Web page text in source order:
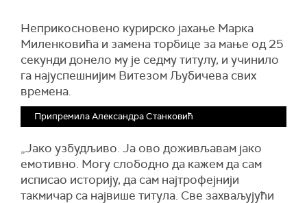
Неприкосновено курирско јахање Марка
Миленковића и замена торбице за мање од 25
секунди донело му је седму титулу, и учинило
га најуспешнијим Витезом Љубичева свих
времена.
Припремила Александра Станковић
„Јако узбудљиво. Ја ово доживљавам јако
емотивно. Могу слободно да кажем да сам
исписао историју, да сам најтрофејнији
такмичар са највише титула. Све захваљујући